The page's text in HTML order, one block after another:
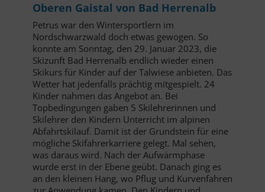
Oberen Gaistal von Bad Herrenalb
Petrus war den Wintersportlern im
Nordschwarzwald doch etwas gewogen. So
konnte am Sonntag, den 29. Januar 2023, die
Skizunft Bad Herrenalb endlich wieder einen
Skikurs für Kinder auf der Talwiese anbieten. Das
Wetter hat jedenfalls prächtig mitgespielt. 24
Kinder nahmen das Angebot an. Bei
Topbedingungen gaben 5 Skilehrerinnen und
Skilehrer den Kindern Unterricht im alpinen
Abfahrtskilauf. Damit ist der Grundstein für eine
mögliche Skifahrerkarriere gelegt. Mal sehen,
was daraus wird. Nach der Aufwärmphase
wurde erst in der Ebene geübt. Danach ging es
an den kleinen Hang, wo Pflug und Kurvenfahren